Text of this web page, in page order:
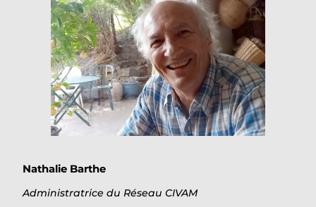
Nathalie Barthe
Administratrice du Réseau CIVAM